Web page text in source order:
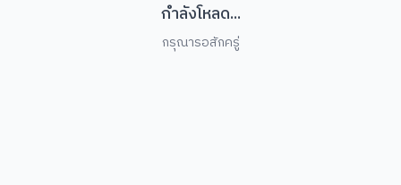
กำลังโหลด...
กรุณารอสักครู่